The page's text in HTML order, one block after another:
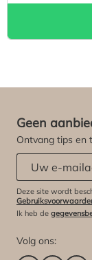
Geen
Ontvang tips en
Deze site wordt
Ik heb de
Volg ons: